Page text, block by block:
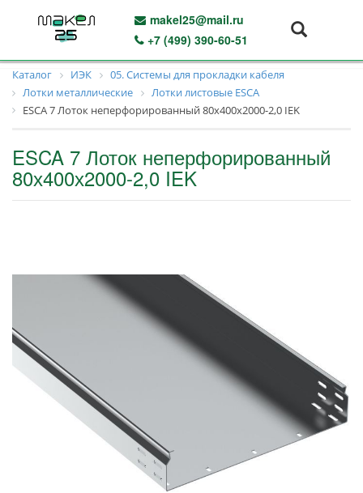
makel25@mail.ru
+7 (499) 390-60-51
Каталог ИЭК
05. Системы для прокладки кабеля
Лотки металлические
Лотки листовые ESCA
ESCA 7 Лоток неперфорированный 80х400х2000-2,0 IEK
ESCA 7 Лоток неперфорированный
80х400х2000-2,0 IEK